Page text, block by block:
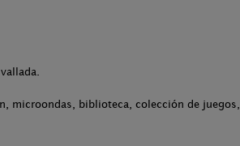
microondas, biblioteca, colección de juegos,